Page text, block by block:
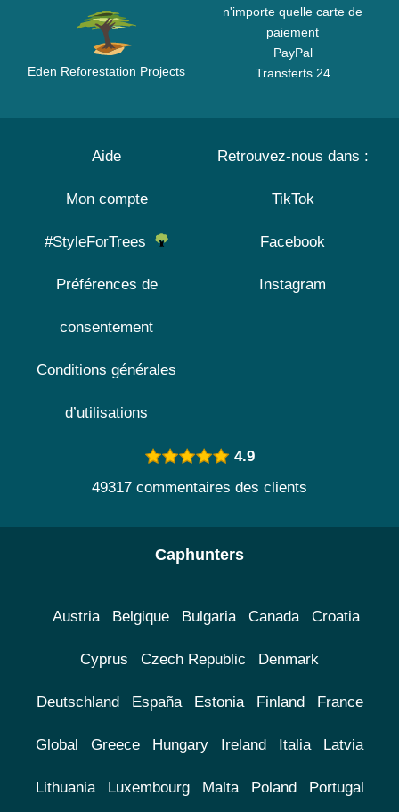
Eden Reforestation Projects
n'importe quelle carte de
paiement
PayPal
Transferts 24
Aide
Mon compte
#StyleForTrees
Préférences de
consentement
Conditions générales
d’utilisations
Retrouvez-nous dans :
TikTok
Facebook
Instagram
4.9
49317 commentaires des clients
Caphunters
Austria Belgique Bulgaria Canada Croatia
Cyprus Czech Republic Denmark
Deutschland España Estonia Finland France
Global Greece Hungary Ireland Italia Latvia
Lithuania Luxembourg Malta Poland Portugal